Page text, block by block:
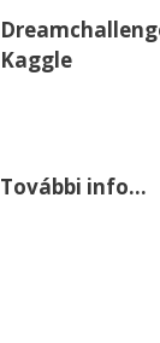
Kaggle
További info…